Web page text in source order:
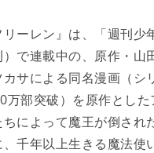
リーレン』は、「週刊少
）で連載中の、原作・山
サによる同名漫画（シ
万部突破）を原作とし
によって魔王が倒され
千年以上生きる魔法使